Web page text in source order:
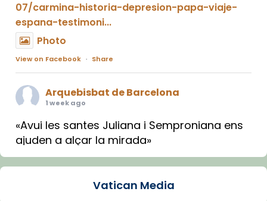
07/carmina-historia-depresion-papa-viaje-
espana-testimoni...
Photo
View on Facebook · Share
Arquebisbat de Barcelona
1 week ago
«Avui les santes Juliana i Semproniana ens
ajuden a alçar la mirada»
Mons. Sergi Gordo, bisbe de Tortosa, ha
Santes de Mataró.Vatican Media